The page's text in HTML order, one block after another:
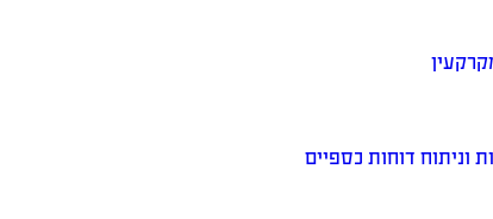
וניתוח דוחות כספיים